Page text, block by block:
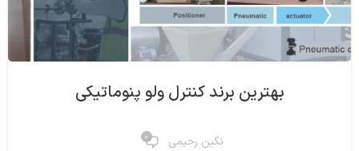
بهترین برند کنترل ولو پنوماتیکی
نگین رحیمی 0